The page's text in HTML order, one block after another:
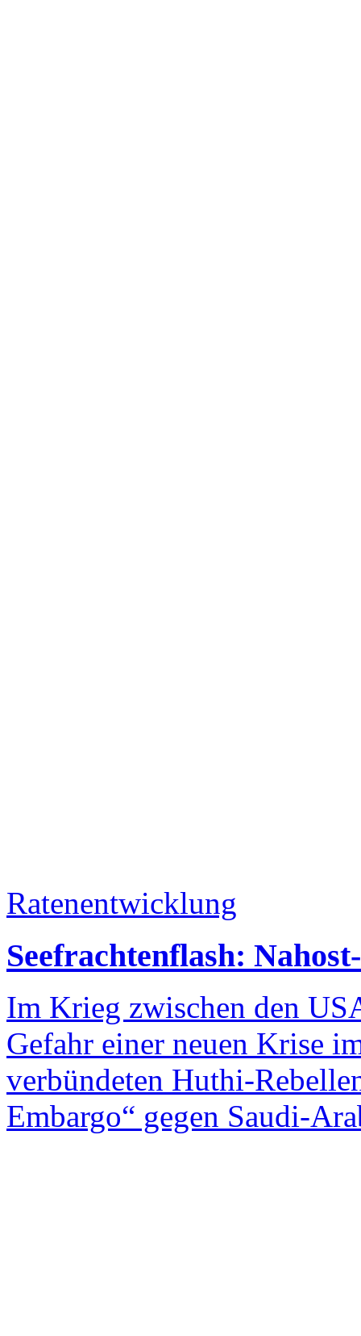
Ratenentwicklung
Seefrachtenflash:
Im Krieg zwischen den
Gefahr einer neuen Krise
verbündeten Huthi-
Embargo“ gegen Saudi-